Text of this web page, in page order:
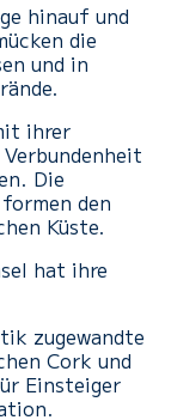
hinauf und
die
und in
ihrer
Die
den
Küste.
hat ihre
zugewandte
Cork und
Einsteiger